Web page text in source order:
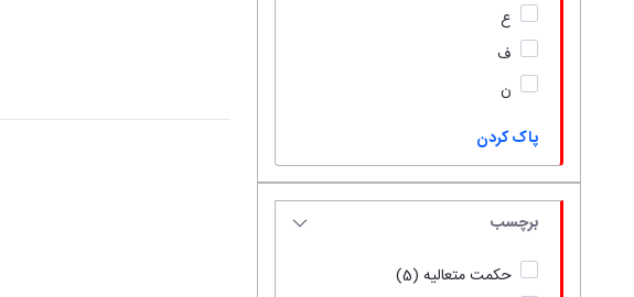
ع
ف
ن
پاک کردن
برچسب
حکمت متعالیه (5)